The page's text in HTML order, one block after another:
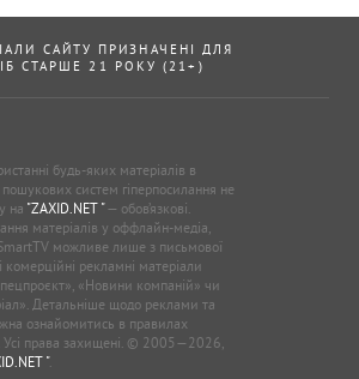
САЙТУ ПРИЗНАЧЕНІ ДЛЯ
СТАРШЕ 21 РОКУ (21+)
будь-яких матеріалів в
пошукових систем гіперпосилання не
на "ZAXID.NET "— обов’язкові.
матеріалів у оффлайн-медіа,
можливе лише з письмової
комерційні рекламні матеріали
«Новини компаній» чи
Детальніше щодо реклами та
ознайомитись в правилах
Усі права захищені. © 2005—2026,
".